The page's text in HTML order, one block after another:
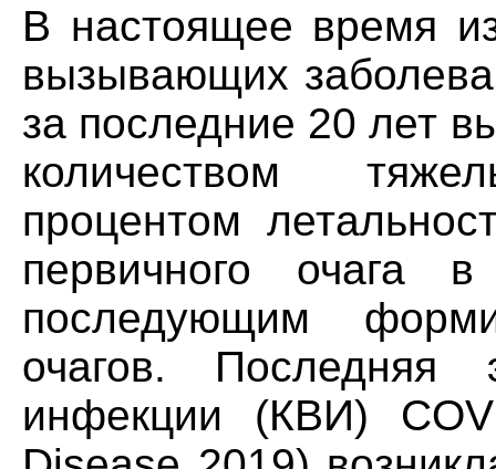
В настоящее время
вызывающих
за последние 20 лет
количеством
процентом
первичного очага
последующим
очагов. Последняя
инфекции (КВИ)